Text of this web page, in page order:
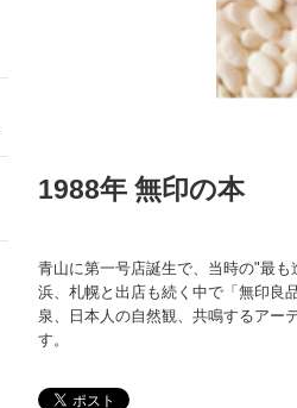
1988年 無印の本
青山に第一号店誕生で、当時の"最
浜、札幌と出店も続く中で「無印良
泉、日本人の自然観、共鳴するアー
す。